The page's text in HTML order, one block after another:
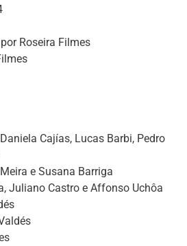
Roseira Filmes
Daniela Cajías, Lucas Barbi, Pedro
e Susana Barriga
Juliano Castro e Affonso Uchôa